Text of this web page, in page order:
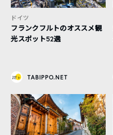
ドイツ
フランクフルトのオススメ観
光スポット52選
TABIPPO.NET